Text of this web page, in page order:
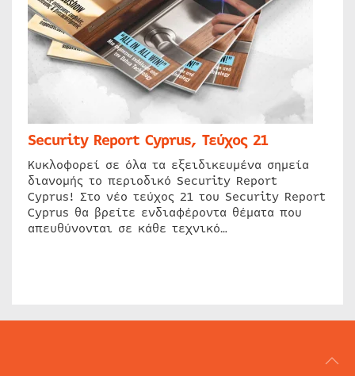
Security Report Cyprus, Τεύχος 21
Κυκλοφορεί σε όλα τα εξειδικευμένα σημεία
διανομής το περιοδικό Security Report
Cyprus! Στο νέο τεύχος 21 του Security Report
Cyprus θα βρείτε ενδιαφέροντα θέματα που
απευθύνονται σε κάθε τεχνικό…